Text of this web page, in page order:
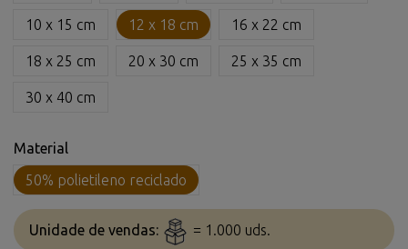
10 x 15 cm 12 x 18 cm 16 x 22 cm
18 x 25 cm 20 x 30 cm 25 x 35 cm
30 x 40 cm
Material
50% polietileno reciclado
Unidade de vendas: = 1.000 uds.